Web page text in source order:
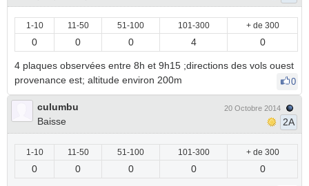
1-10 11-50 51-100 101-300 + de 300
0 0 0 4 0
4 plaques observées entre 8h et 9h15 ;directions des vols ouest
provenance est; altitude environ 200m
0
culumbu
Baisse
20 Octobre 2014
2A
1-10 11-50 51-100 101-300 + de 300
0 0 0 0 0